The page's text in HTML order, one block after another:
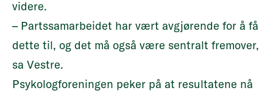
videre.
– Partssamarbeidet har vært avgjørende for å få
dette til, og det må også være sentralt fremover,
sa Vestre.
Psykologforeningen peker på at resultatene nå